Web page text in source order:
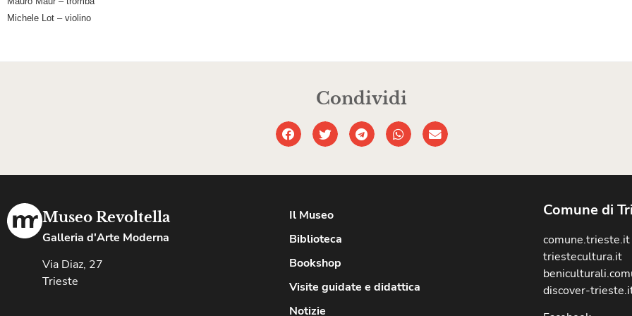
Michele Lot – violino
Condividi
Museo Revoltella
Galleria d'Arte Moderna
Via Diaz, 27
Trieste
Il Museo
Biblioteca
Bookshop
Visite guidate e didattica
Notizie
Comune di
comune.trieste.it
triestecultura.it
discover-